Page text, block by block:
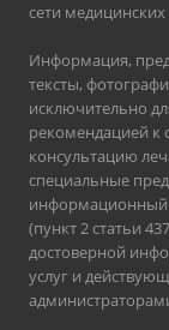
сети
Информация,
тексты,
исключительно
рекомендацией
консультацию
специальные
информационный
(пункт 2 статьи
достоверной
услуг и